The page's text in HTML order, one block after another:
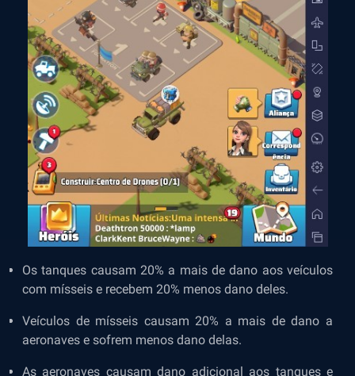
Os tanques causam 20% a mais de dano aos veículos
com mísseis e recebem 20% menos dano deles.
Veículos de mísseis causam 20% a mais de dano a
aeronaves e sofrem menos dano delas.
As aeronaves causam dano adicional aos tanques e